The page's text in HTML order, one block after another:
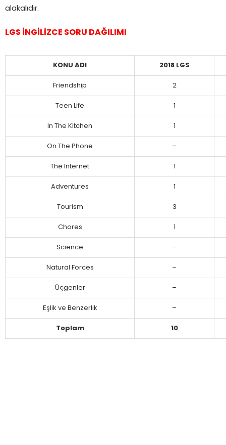
alakalıdır.
LGS İNGİLİZCE SORU DAĞILIMI
KONU ADI 2018 LGS
Friendship 2
Teen Life
In The Kitchen
On The Phone –
The Internet
Adventures
Tourism 3
Chores
Science –
Natural Forces –
Üçgenler –
Eşlik ve Benzerlik –
Toplam 10